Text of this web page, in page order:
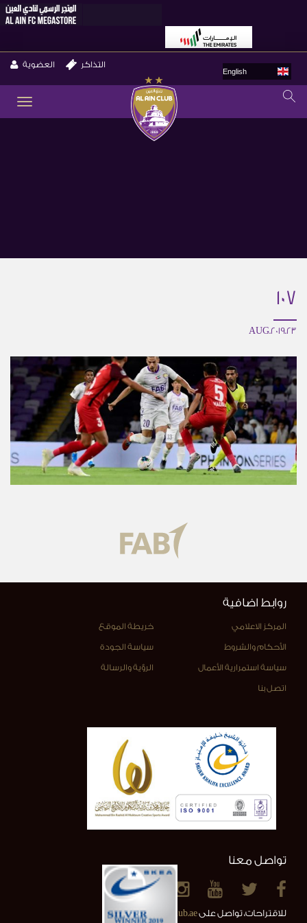
English
التذاكر العضوية
107
23.AUG.2019
روابط اضافية
المركز الاعلامي خريطة الموقع
الأحكام والشروط سياسة الجودة
سياسة استمرارية الأعمال الرؤية والرسالة
اتصل بنا
تواصل معنا
للاقتراحات، تواصل علىinfo@alainclub.ae